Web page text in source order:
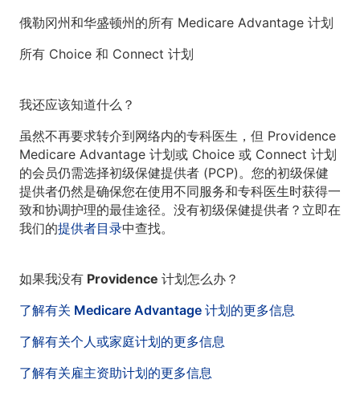
俄勒冈州和华盛顿州的所有 Medicare Advantage 计划
所有 Choice 和 Connect 计划
我还应该知道什么？
虽然不再要求转介到网络内的专科医生，但 Providence
Medicare Advantage 计划或 Choice 或 Connect 计划
的会员仍需选择初级保健提供者 (PCP)。您的初级保健
提供者仍然是确保您在使用不同服务和专科医生时获得一
致和协调护理的最佳途径。没有初级保健提供者？立即在
我们的提供者目录中查找。
如果我没有 Providence 计划怎么办？
了解有关 Medicare Advantage 计划的更多信息
了解有关个人或家庭计划的更多信息
了解有关雇主资助计划的更多信息